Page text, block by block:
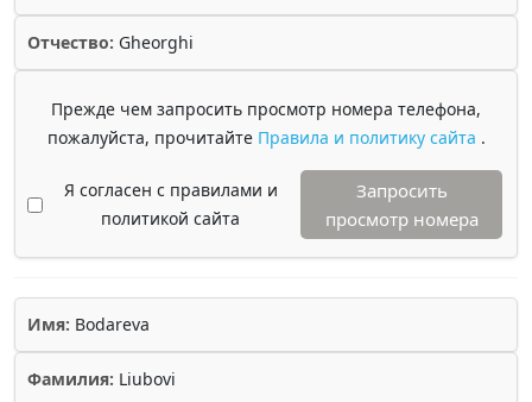
Отчество: Gheorghi
Прежде чем запросить просмотр номера телефона,
пожалуйста, прочитайте Правила и политику сайта .
Я согласен с правилами и
политикой сайта
Запросить
просмотр номера
Имя: Bodareva
Фамилия: Liubovi